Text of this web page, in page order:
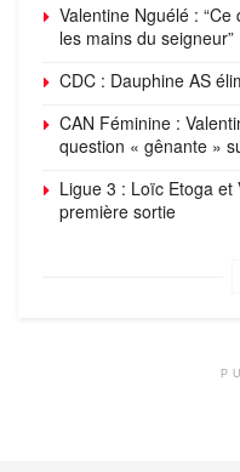
Valentine Nguélé :
les mains du seigneur”
CDC : Dauphine AS
CAN Féminine :
question « gênante »
Ligue 3 : Loïc Etoga
première sortie